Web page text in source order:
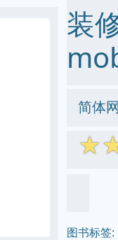
装
简体
☆
图书标签: